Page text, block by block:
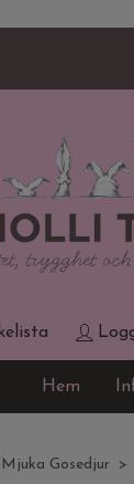
Hem
Mjuka Gosedjur